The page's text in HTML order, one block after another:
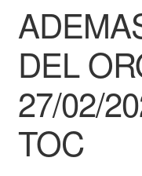
Finalizar compra
Ayuda Rapida
DEL
27/02/
TOC